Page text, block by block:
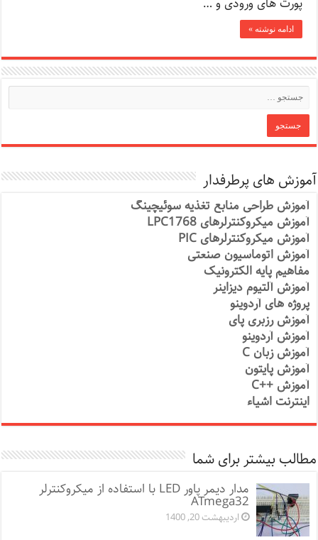
ادامه نوشته »
آموزش های پرطرفدار
آموزش طراحی منابع تغذیه سوئیچینگ
آموزش میکروکنترلرهای LPC1768
آموزش میکروکنترلرهای PIC
آموزش اتوماسیون صنعتی
مفاهیم پایه الکترونیک
آموزش آلتیوم دیزاینر
پروژه های آردوینو
آموزش رزبری پای
آموزش آردوینو
آموزش زبان C
آموزش پایتون
آموزش ++C
اینترنت اشیاء
مطالب بیشتر برای شما
مدار دیمر پاور LED با استفاده از میکروکنترلر
ATmega32
اردیبهشت 20, 1400